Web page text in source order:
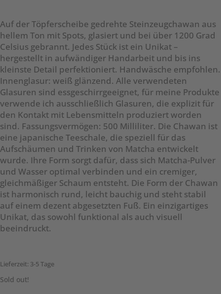
Auf der Töpferscheibe gedrehte Steinzeugchawan aus
hellem Ton mit Spots, glasiert und bei über 1200 Grad
Celsius gebrannt. Jedes Stück ist ein Unikat –
hergestellt in aufwändiger Handarbeit und bis ins
kleinste Detail perfektioniert. Handwäsche empfohlen.
Innenglasur: weiß glänzend. Alle verwendeten
Glasuren sind essgeschirrgeeignet, für meine Produkte
verwende ich ausschließlich Glasuren, die explizit für
den Kontakt mit Lebensmitteln produziert worden
sind. Fassungsvermögen: 500 Milliliter. Die Chawan ist
eine japanische Teeschale, die speziell für das
Aufschäumen und Trinken von Matcha entwickelt
wurde. Ihre Form sorgt dafür, dass sich Matcha-Pulver
und Wasser optimal verbinden und ein cremiger,
gleichmäßiger Schaum entsteht. Die Form der Chawan
ist harmonisch rund, leicht bauchig und steht stabil
auf einem dezent abgesetzten Fuß. Ein einzigartiges
Unikat, das sowohl funktional als auch visuell
beeindruckt.
Lieferzeit: 3-5 Tage
Sold out!